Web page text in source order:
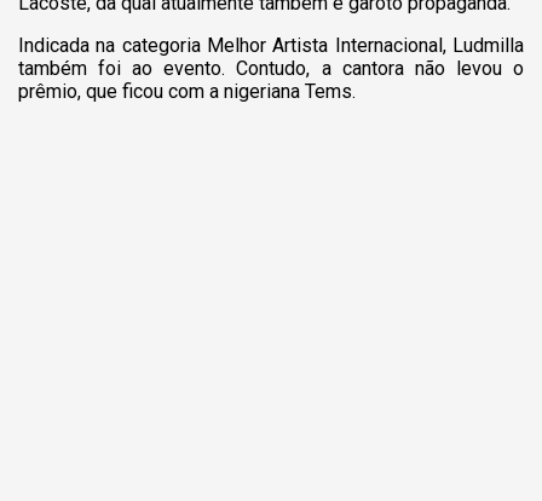
Indicada na categoria Melhor Artista Internacional, Ludmilla
também foi ao evento. Contudo, a cantora não levou o
prêmio, que ficou com a nigeriana Tems.